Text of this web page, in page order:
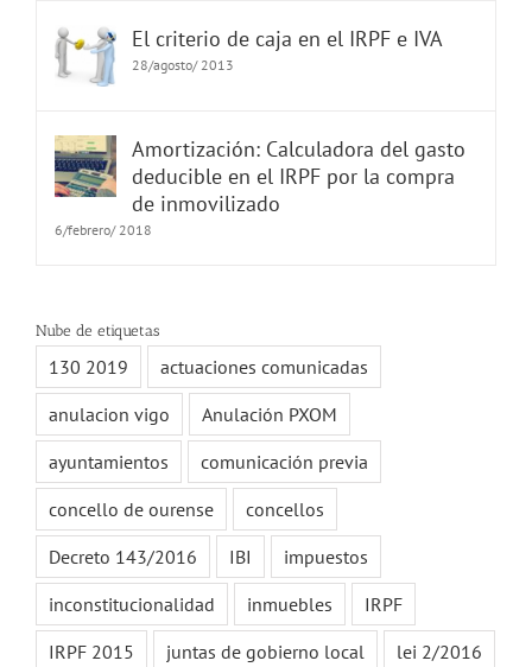
El criterio de caja en el IRPF e IVA
28/agosto/ 2013
Amortización: Calculadora del gasto
deducible en el IRPF por la compra
de inmovilizado
6/febrero/ 2018
Nube de etiquetas
130 2019
actuaciones comunicadas
anulacion vigo
Anulación PXOM
ayuntamientos
comunicación previa
concello de ourense
concellos
Decreto 143/2016
IBI
impuestos
inconstitucionalidad
inmuebles
IRPF
IRPF 2015
juntas de gobierno local lei 2/2016